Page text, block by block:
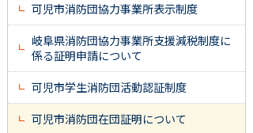
可児市消防団協力事業所表示制度
岐阜県消防団協力事業所支援減税制度に
係る証明申請について
可児市学生消防団活動認証制度
可児市消防団在団証明について